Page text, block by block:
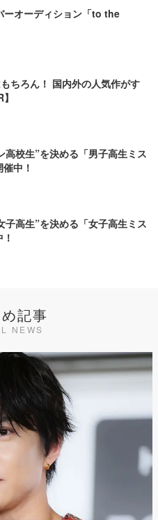
オーディション「to the
ちろん！ 国内外の人気作がす
高校生”を決める「男子高生ミス
中！
子高生”を決める「女子高生ミス
記事
NEWS